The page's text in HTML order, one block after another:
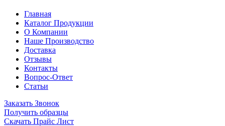
Главная
Каталог Продукции
О Компании
Наше Производство
Доставка
Отзывы
Контакты
Вопрос-Ответ
Статьи
Заказать Звонок
Получить образцы
Скачать Прайс Лист